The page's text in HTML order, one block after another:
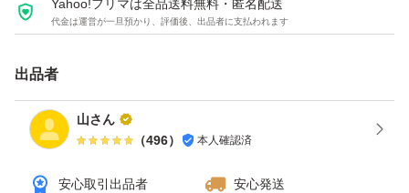
Yahoo!フリマは全品送料無料・匿名配送
代金は運営が一旦預かり、評価後、出品者に支払われます
出品者
山さん
（496） 本人確認済
安心取引出品者
安心発送